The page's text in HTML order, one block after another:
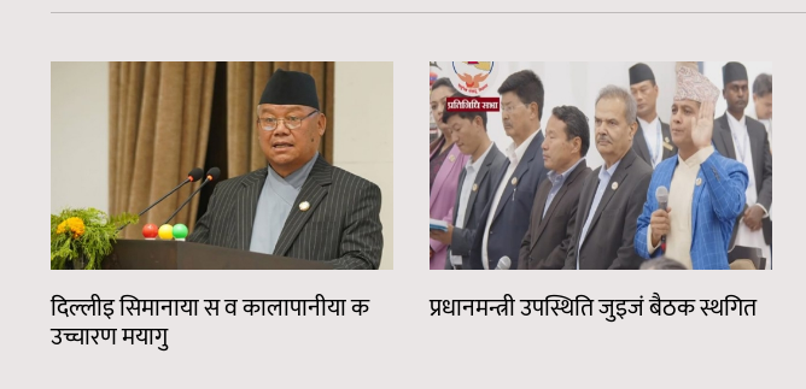
दिल्लीइ सिमानाया स व कालापानीया क
उच्चारण मयागु
प्रधानमन्त्री उपस्थिति जुइजं बैठक स्थगित